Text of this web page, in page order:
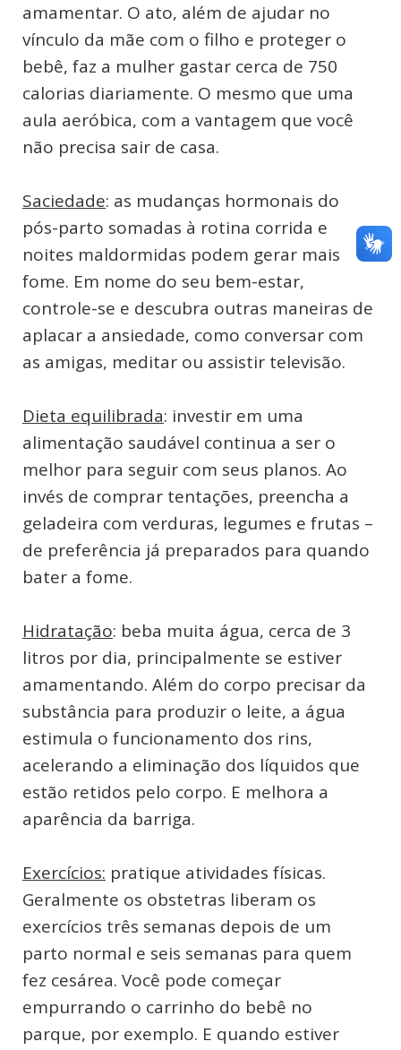
amamentar. O ato, além de ajudar no
vínculo da mãe com o filho e proteger o
bebê, faz a mulher gastar cerca de 750
calorias diariamente. O mesmo que uma
aula aeróbica, com a vantagem que você
não precisa sair de casa.
Saciedade: as mudanças hormonais do
pós-parto somadas à rotina corrida e
noites maldormidas podem gerar mais
fome. Em nome do seu bem-estar,
controle-se e descubra outras maneiras de
aplacar a ansiedade, como conversar com
as amigas, meditar ou assistir televisão.
Dieta equilibrada: investir em uma
alimentação saudável continua a ser o
melhor para seguir com seus planos. Ao
invés de comprar tentações, preencha a
geladeira com verduras, legumes e frutas –
de preferência já preparados para quando
bater a fome.
Hidratação: beba muita água, cerca de 3
litros por dia, principalmente se estiver
amamentando. Além do corpo precisar da
substância para produzir o leite, a água
estimula o funcionamento dos rins,
acelerando a eliminação dos líquidos que
estão retidos pelo corpo. E melhora a
aparência da barriga.
Exercícios: pratique atividades físicas.
Geralmente os obstetras liberam os
exercícios três semanas depois de um
parto normal e seis semanas para quem
fez cesárea. Você pode começar
empurrando o carrinho do bebê no
parque, por exemplo. E quando estiver